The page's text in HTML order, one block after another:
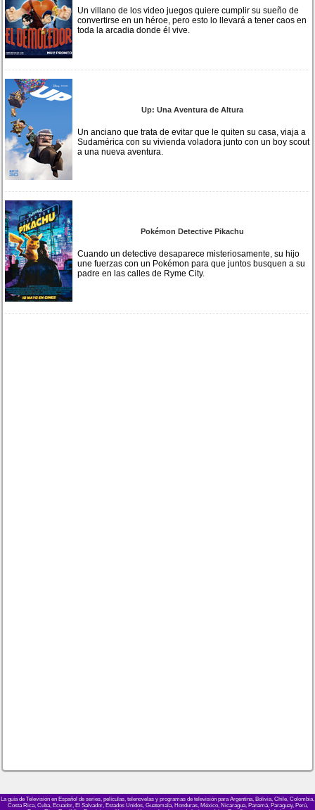
Un villano de los video juegos quiere cumplir su sueño de
convertirse en un héroe, pero esto lo llevará a tener caos en
toda la arcadia donde él vive.
Up: Una Aventura de Altura
Un anciano que trata de evitar que le quiten su casa, viaja a
Sudamérica con su vivienda voladora junto con un boy scout
a una nueva aventura.
Pokémon Detective Pikachu
Cuando un detective desaparece misteriosamente, su hijo
une fuerzas con un Pokémon para que juntos busquen a su
padre en las calles de Ryme City.
La guía de Televisión en Español de series, películas, telenovelas y programas de televisión para Argentina, Bolivia, Chile, Colombia,
Costa Rica, Cuba, Ecuador, El Salvador, Estados Unidos, Guatemala, Honduras, México, Nicaragua, Panamá, Paraguay, Perú,